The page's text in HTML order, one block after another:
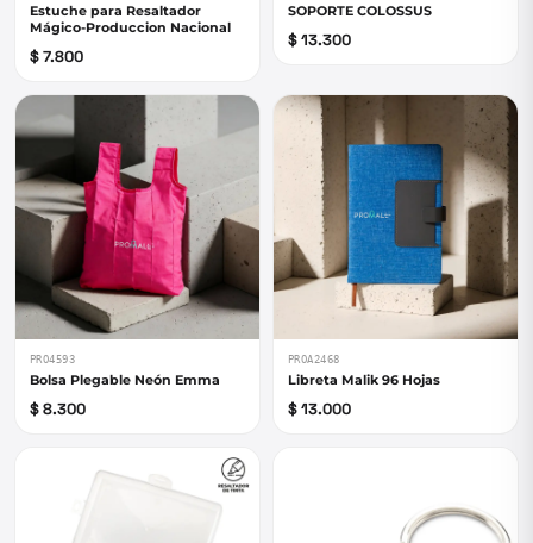
Estuche para Resaltador
Mágico-Produccion Nacional
$ 7.800
SOPORTE COLOSSUS
$ 13.300
PRO4593
Bolsa Plegable Neón Emma
$ 8.300
PROA2468
Libreta Malik 96 Hojas
$ 13.000